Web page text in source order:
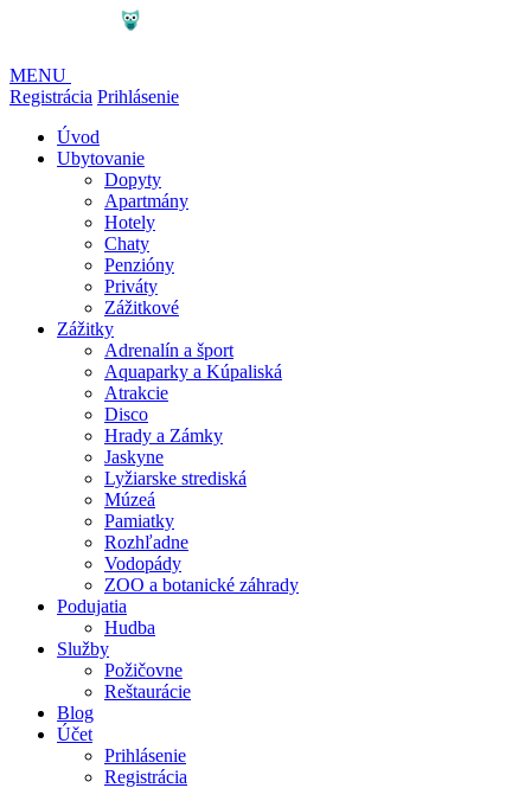
MENU
Registrácia Prihlásenie
Úvod
Ubytovanie
Dopyty
Apartmány
Hotely
Chaty
Penzióny
Priváty
Zážitkové
Zážitky
Adrenalín a šport
Aquaparky a Kúpaliská
Atrakcie
Disco
Hrady a Zámky
Jaskyne
Lyžiarske strediská
Múzeá
Pamiatky
Rozhľadne
Vodopády
ZOO a botanické záhrady
Podujatia
Hudba
Služby
Požičovne
Reštaurácie
Blog
Účet
Prihlásenie
Registrácia